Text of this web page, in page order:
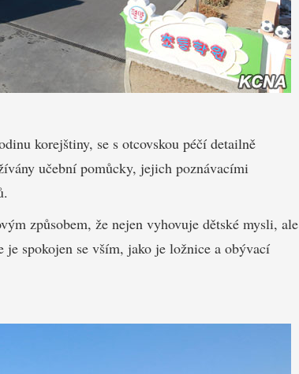
korejštiny, se s otcovskou péčí detailně
učební pomůcky, jejich poznávacími
způsobem, že nejen vyhovuje dětské mysli, ale
spokojen se vším, jako je ložnice a obývací